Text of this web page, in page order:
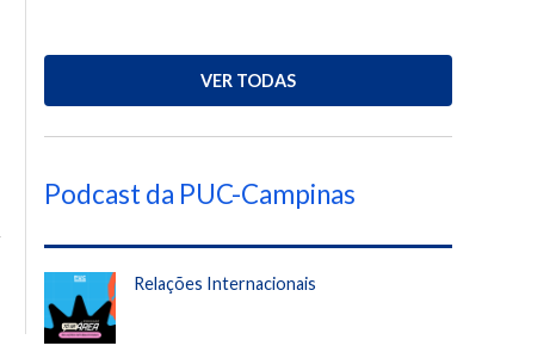
VER TODAS
Podcast da PUC-Campinas
Relações Internacionais